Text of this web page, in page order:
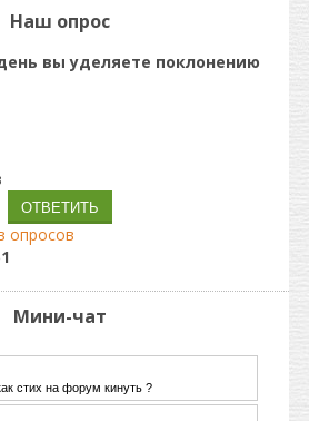
Наш опрос
вы уделяете поклонению
опросов
Мини-чат